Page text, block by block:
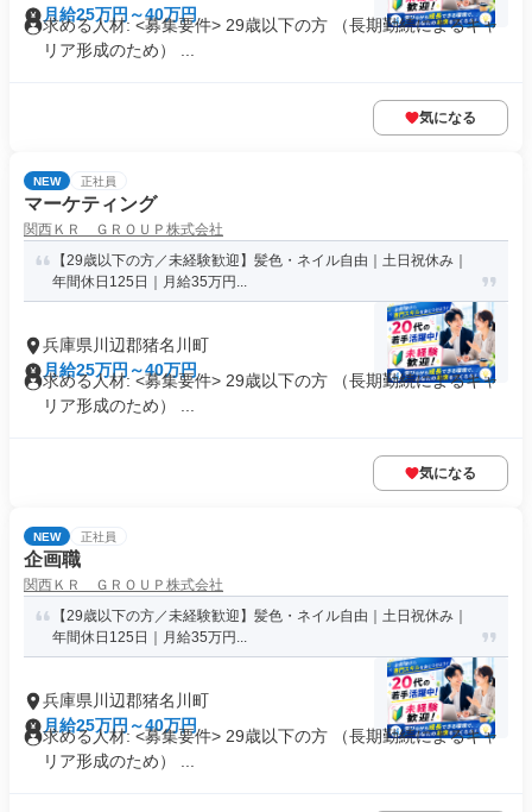
月給25万円～40万円
求める人材: <募集要件> 29歳以下の方 （長期勤続によるキャ
リア形成のため） ...
気になる
NEW 正社員
マーケティング
関西ＫＲ ＧＲＯＵＰ株式会社
【29歳以下の方／未経験歓迎】髪色・ネイル自由｜土日祝休み｜
年間休日125日｜月給35万円...
兵庫県川辺郡猪名川町
月給25万円～40万円
求める人材: <募集要件> 29歳以下の方 （長期勤続によるキャ
リア形成のため） ...
気になる
NEW 正社員
企画職
関西ＫＲ ＧＲＯＵＰ株式会社
【29歳以下の方／未経験歓迎】髪色・ネイル自由｜土日祝休み｜
年間休日125日｜月給35万円...
兵庫県川辺郡猪名川町
月給25万円～40万円
求める人材: <募集要件> 29歳以下の方 （長期勤続によるキャ
リア形成のため） ...